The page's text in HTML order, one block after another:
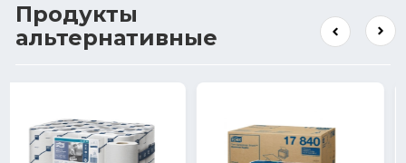
Продукты
альтернативные